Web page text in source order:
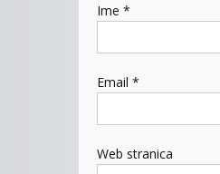
Ime *
Email *
Web stranica